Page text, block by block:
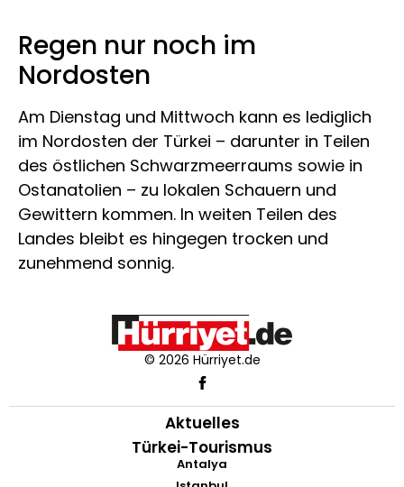
Regen nur noch im
Nordosten
Am Dienstag und Mittwoch kann es lediglich
im Nordosten der Türkei – darunter in Teilen
des östlichen Schwarzmeerraums sowie in
Ostanatolien – zu lokalen Schauern und
Gewittern kommen. In weiten Teilen des
Landes bleibt es hingegen trocken und
zunehmend sonnig.
© 2026 Hürriyet.de
Aktuelles
Türkei-Tourismus
Antalya